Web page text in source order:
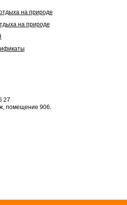
на природе
на природе
27
помещение 906.